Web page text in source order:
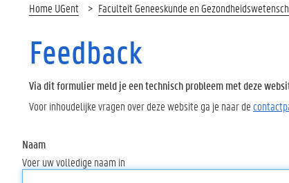
Home UGent Faculteit Geneeskunde en
Feedback
Via dit formulier meld je een technisch probleem met deze
Voor inhoudelijke vragen over deze website ga je naar de
Naam
Voer uw volledige naam in